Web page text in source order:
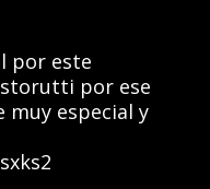
por este
por ese
especial y